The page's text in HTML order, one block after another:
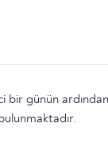
bir günün